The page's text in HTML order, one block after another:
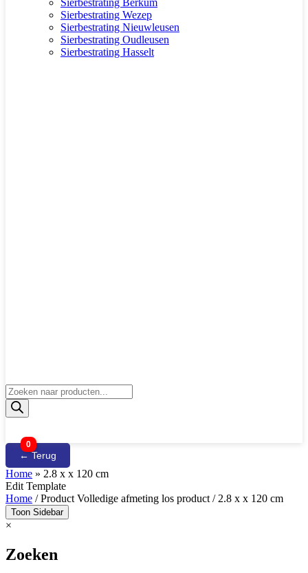
Sierbestrating Wezep
Sierbestrating Nieuwleusen
Sierbestrating Oudleusen
Sierbestrating Hasselt
Producten
zoeken
0
← Terug
Home » 2.8 x x 120 cm
Edit Template
Home / Product Volledige afmeting los product / 2.8 x x 120 cm
Toon Sidebar
×
Zoeken